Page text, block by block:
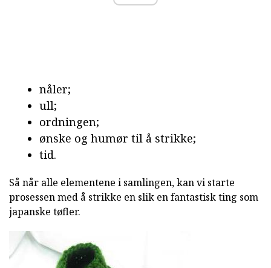
nåler;
ull;
ordningen;
ønske og humør til å strikke;
tid.
Så når alle elementene i samlingen, kan vi starte
prosessen med å strikke en slik en fantastisk ting som
japanske tøfler.